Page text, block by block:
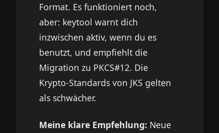
Format. Es funktioniert noch,
aber: keytool warnt dich
inzwischen aktiv, wenn du es
benutzt, und empfiehlt die
Migration zu PKCS#12. Die
Krypto-Standards von JKS gelten
als schwächer.
Meine klare Empfehlung: Neue